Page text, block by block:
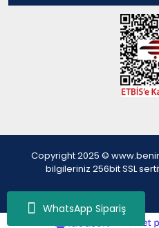
WhatsApp Sipariş
Copyright 2025 ©
bilgileriniz 256bit SSL